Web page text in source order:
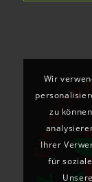
Wir
zu
Ihrer
für